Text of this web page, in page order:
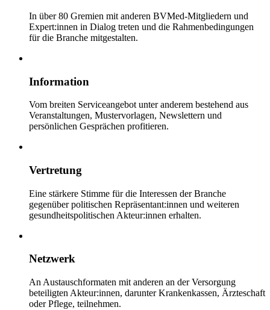
In über 80 Gremien mit anderen BVMed-Mitgliedern und
Expert:innen in Dialog treten und die Rahmenbedingungen
für die Branche mitgestalten.
Information
Vom breiten Serviceangebot unter anderem bestehend aus
Veranstaltungen, Mustervorlagen, Newslettern und
persönlichen Gesprächen profitieren.
Vertretung
Eine stärkere Stimme für die Interessen der Branche
gegenüber politischen Repräsentant:innen und weiteren
gesundheitspolitischen Akteur:innen erhalten.
Netzwerk
An Austauschformaten mit anderen an der Versorgung
beteiligten Akteur:innen, darunter Krankenkassen, Ärzteschaft
oder Pflege, teilnehmen.